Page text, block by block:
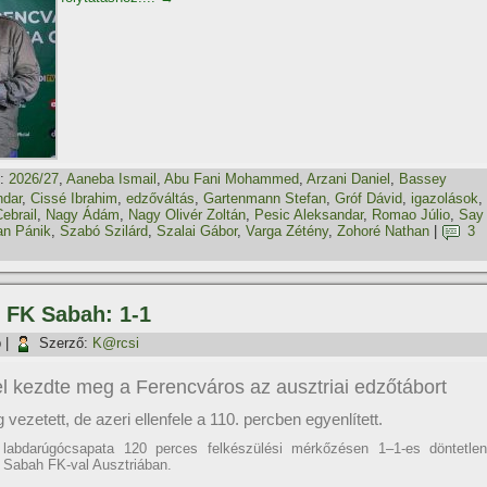
2026/27, Aaneba Ismail , Abu Fani Mohammed, Arzani Daniel , Bassey
, Cissé Ibrahim, edzőváltás, Gartenmann Stefan, Gróf Dávid, igazolások,
, Nagy Ádám, Nagy Olivér Zoltán, Pesic Aleksandar, Romao Júlio, Say
Pánik, Szabó Szilárd, Szalai Gábor, Varga Zétény, Zohoré Nathan 3
Sabah: 1-1
Szerző: K@rcsi
kezdte meg a Ferencváros az ausztriai edzőtábort
vezetett, de azeri ellenfele a 110. percben egyenlített.
120 perces felkészülési mérkőzésen 1–1-es
FK-val Ausztriában.